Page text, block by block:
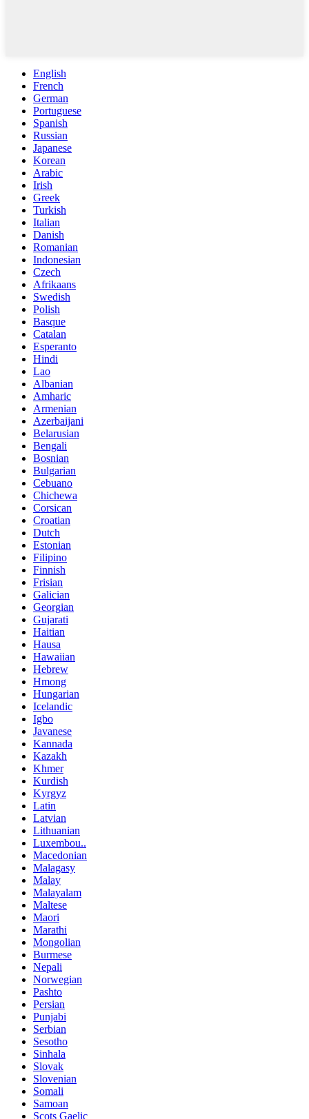
English
French
German
Portuguese
Spanish
Russian
Japanese
Korean
Arabic
Irish
Greek
Turkish
Italian
Danish
Romanian
Indonesian
Czech
Afrikaans
Swedish
Polish
Basque
Catalan
Esperanto
Hindi
Lao
Albanian
Amharic
Armenian
Azerbaijani
Belarusian
Bengali
Bosnian
Bulgarian
Cebuano
Chichewa
Corsican
Croatian
Dutch
Estonian
Filipino
Finnish
Frisian
Galician
Georgian
Gujarati
Haitian
Hausa
Hawaiian
Hebrew
Hmong
Hungarian
Icelandic
Igbo
Javanese
Kannada
Kazakh
Khmer
Kurdish
Kyrgyz
Latin
Latvian
Lithuanian
Luxembou..
Macedonian
Malagasy
Malay
Malayalam
Maltese
Maori
Marathi
Mongolian
Burmese
Nepali
Norwegian
Pashto
Persian
Punjabi
Serbian
Sesotho
Sinhala
Slovak
Slovenian
Somali
Samoan
Scots Gaelic